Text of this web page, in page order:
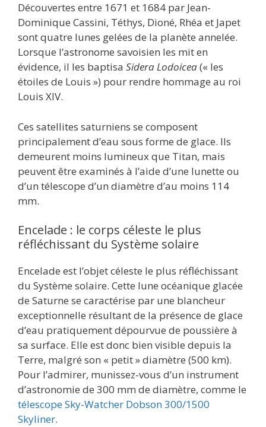
Découvertes entre 1671 et 1684 par Jean-
Dominique Cassini, Téthys, Dioné, Rhéa et Japet
sont quatre lunes gelées de la planète annelée.
Lorsque l’astronome savoisien les mit en
évidence, il les baptisa Sidera Lodoicea(« les
étoiles de Louis ») pour rendre hommage au roi
Louis XIV.
Ces satellites saturniens se composent
principalement d’eau sous forme de glace. Ils
demeurent moins lumineux que Titan, mais
peuvent être examinés à l’aide d’une lunette ou
d’un télescope d’un diamètre d’au moins 114
mm.
Encelade : le corps céleste le plus
réfléchissant du Système solaire
Encelade est l’objet céleste le plus réfléchissant
du Système solaire. Cette lune océanique glacée
de Saturne se caractérise par une blancheur
exceptionnelle résultant de la présence de glace
d’eau pratiquement dépourvue de poussière à
sa surface. Elle est donc bien visible depuis la
Terre, malgré son « petit » diamètre (500 km).
Pour l’admirer, munissez-vous d’un instrument
d’astronomie de 300 mm de diamètre, comme le
télescope Sky-Watcher Dobson 300/1500
Skyliner.